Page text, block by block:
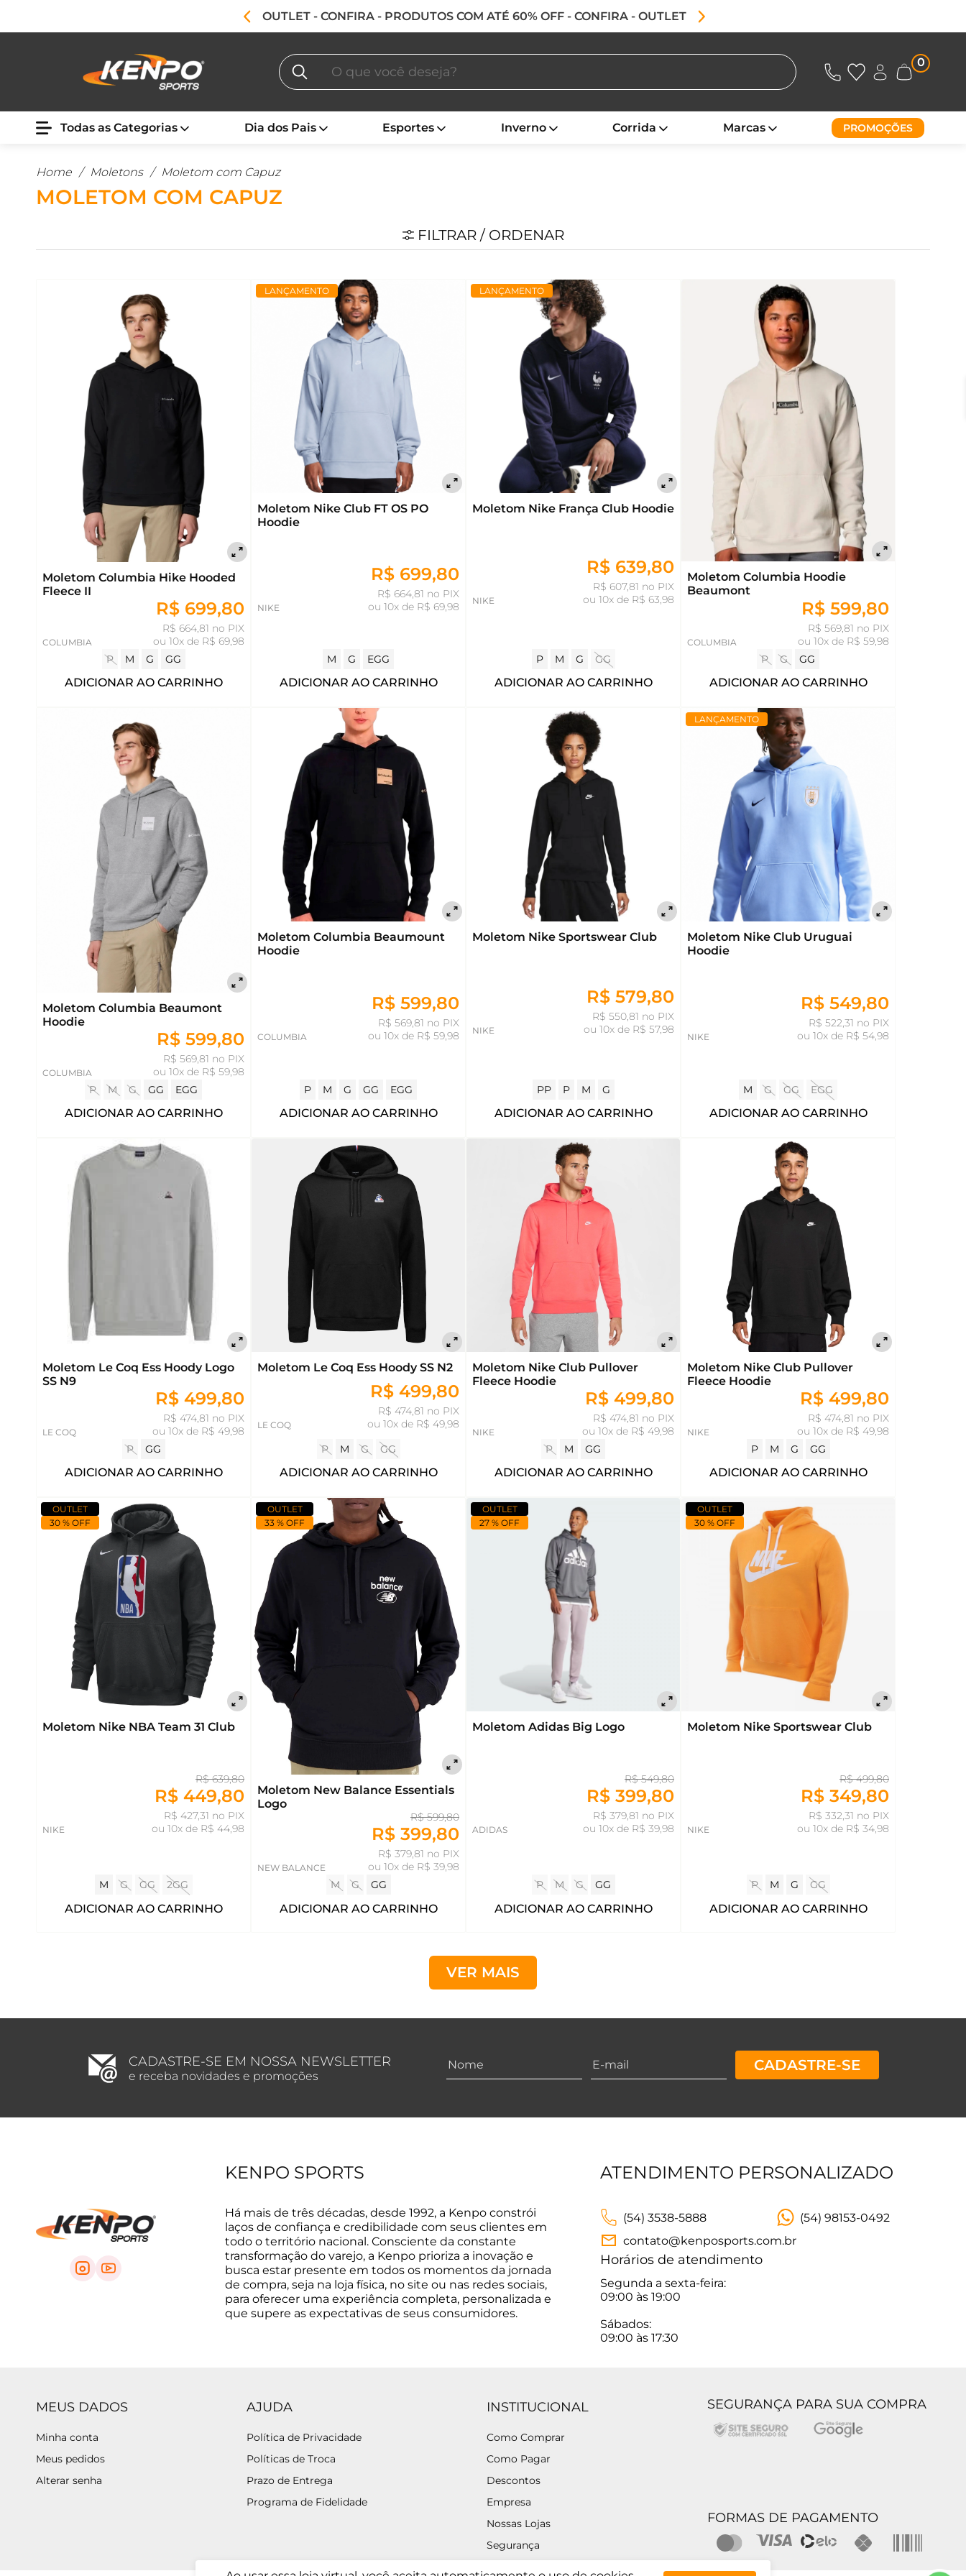
OUTLET - CONFIRA - PRODUTOS COM ATÉ 60% OFF - CONFIRA - OUTLET
0
Todas as Categorias Dia dos Pais Esportes Inverno Corrida Marcas PROMOÇÕES
Home / Moletons / Moletom com Capuz
MOLETOM COM CAPUZ
FILTRAR / ORDENAR
Moletom Columbia Hike Hooded
Fleece II
R$ 699,80
R$ 664,81 no PIX
ou 10x de R$ 69,98
COLUMBIA
P M G GG
ADICIONAR AO CARRINHO
LANÇAMENTO
Moletom Nike Club FT OS PO
Hoodie
R$ 699,80
R$ 664,81 no PIX
ou 10x de R$ 69,98
NIKE
M G EGG
ADICIONAR AO CARRINHO
LANÇAMENTO
Moletom Nike França Club Hoodie
R$ 639,80
R$ 607,81 no PIX
ou 10x de R$ 63,98
NIKE
P M G GG
ADICIONAR AO CARRINHO
Moletom Columbia Hoodie
Beaumont
R$ 599,80
R$ 569,81 no PIX
ou 10x de R$ 59,98
COLUMBIA
P G GG
ADICIONAR AO CARRINHO
Moletom Columbia Beaumont
Hoodie
R$ 599,80
R$ 569,81 no PIX
ou 10x de R$ 59,98
COLUMBIA
P M G GG EGG
ADICIONAR AO CARRINHO
Moletom Columbia Beaumount
Hoodie
R$ 599,80
R$ 569,81 no PIX
ou 10x de R$ 59,98
COLUMBIA
P M G GG EGG
ADICIONAR AO CARRINHO
Moletom Nike Sportswear Club
R$ 579,80
R$ 550,81 no PIX
ou 10x de R$ 57,98
NIKE
PP P M G
ADICIONAR AO CARRINHO
LANÇAMENTO
Moletom Nike Club Uruguai
Hoodie
R$ 549,80
R$ 522,31 no PIX
ou 10x de R$ 54,98
NIKE
M G GG EGG
ADICIONAR AO CARRINHO
Moletom Le Coq Ess Hoody Logo
SS N9
R$ 499,80
R$ 474,81 no PIX
ou 10x de R$ 49,98
LE COQ
P GG
ADICIONAR AO CARRINHO
Moletom Le Coq Ess Hoody SS N2
R$ 499,80
R$ 474,81 no PIX
ou 10x de R$ 49,98
LE COQ
P M G GG
ADICIONAR AO CARRINHO
Moletom Nike Club Pullover
Fleece Hoodie
R$ 499,80
R$ 474,81 no PIX
ou 10x de R$ 49,98
NIKE
P M GG
ADICIONAR AO CARRINHO
Moletom Nike Club Pullover
Fleece Hoodie
R$ 499,80
R$ 474,81 no PIX
ou 10x de R$ 49,98
NIKE
P M G GG
ADICIONAR AO CARRINHO
OUTLET
30 % OFF
Moletom Nike NBA Team 31 Club
R$ 639,80
R$ 449,80
R$ 427,31 no PIX
ou 10x de R$ 44,98
NIKE
M G GG 2GG
ADICIONAR AO CARRINHO
OUTLET
33 % OFF
Moletom New Balance Essentials
Logo
R$ 599,80
R$ 399,80
R$ 379,81 no PIX
ou 10x de R$ 39,98
NEW BALANCE
M G GG
ADICIONAR AO CARRINHO
OUTLET
27 % OFF
Moletom Adidas Big Logo
R$ 549,80
R$ 399,80
R$ 379,81 no PIX
ou 10x de R$ 39,98
ADIDAS
P M G GG
ADICIONAR AO CARRINHO
OUTLET
30 % OFF
Moletom Nike Sportswear Club
R$ 499,80
R$ 349,80
R$ 332,31 no PIX
ou 10x de R$ 34,98
NIKE
P M G GG
ADICIONAR AO CARRINHO
VER MAIS
CADASTRE-SE EM NOSSA NEWSLETTER
e receba novidades e promoções
CADASTRE-SE
KENPO SPORTS
Há mais de três décadas, desde 1992, a Kenpo constrói
laços de confiança e credibilidade com seus clientes em
todo o território nacional. Consciente da constante
transformação do varejo, a Kenpo prioriza a inovação e
busca estar presente em todos os momentos da jornada
de compra, seja na loja física, no site ou nas redes sociais,
para oferecer uma experiência completa, personalizada e
que supere as expectativas de seus consumidores.
ATENDIMENTO PERSONALIZADO
(54) 3538-5888
(54) 98153-0492
contato@kenposports.com.br
Horários de atendimento
Segunda a sexta-feira:
09:00 às 19:00
Sábados:
09:00 às 17:30
MEUS DADOS
Minha conta
Meus pedidos
Alterar senha
AJUDA
Política de Privacidade
Políticas de Troca
Prazo de Entrega
Programa de Fidelidade
INSTITUCIONAL
Como Comprar
Como Pagar
Descontos
Empresa
Nossas Lojas
Segurança
SEGURANÇA PARA SUA COMPRA
FORMAS DE PAGAMENTO